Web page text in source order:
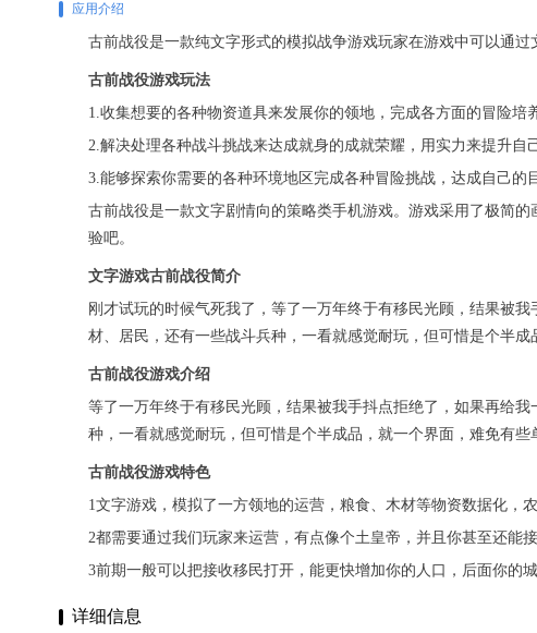
应用介绍
古前战役是一款纯文字形式的模拟战争游戏玩家在游戏中可以通
古前战役游戏玩法
1.收集想要的各种物资道具来发展你的领地，完成各方面的冒险培
2.解决处理各种战斗挑战来达成就身的成就荣耀，用实力来提升自
3.能够探索你需要的各种环境地区完成各种冒险挑战，达成自己的
古前战役是一款文字剧情向的策略类手机游戏。游戏采用了极简
验吧。
文字游戏古前战役简介
刚才试玩的时候气死我了，等了一万年终于有移民光顾，结果被
材、居民，还有一些战斗兵种，一看就感觉耐玩，但可惜是个半成
古前战役游戏介绍
等了一万年终于有移民光顾，结果被我手抖点拒绝了，如果再给
种，一看就感觉耐玩，但可惜是个半成品，就一个界面，难免有些
古前战役游戏特色
1文字游戏，模拟了一方领地的运营，粮食、木材等物资数据化，
2都需要通过我们玩家来运营，有点像个土皇帝，并且你甚至还能
3前期一般可以把接收移民打开，能更快增加你的人口，后面你的
详细信息